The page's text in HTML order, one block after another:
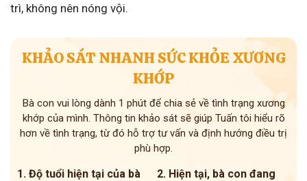
trì, không nên nóng vội.
KHẢO SÁT NHANH SỨC KHỎE XƯƠNG
KHỚP
Bà con vui lòng dành 1 phút để chia sẻ về tình trạng xương
khớp của mình. Thông tin khảo sát sẽ giúp Tuấn tôi hiểu rõ
hơn về tình trạng, từ đó hỗ trợ tư vấn và định hướng điều trị
phù hợp.
1. Độ tuổi hiện tại của bà
2. Hiện tại, bà con đang